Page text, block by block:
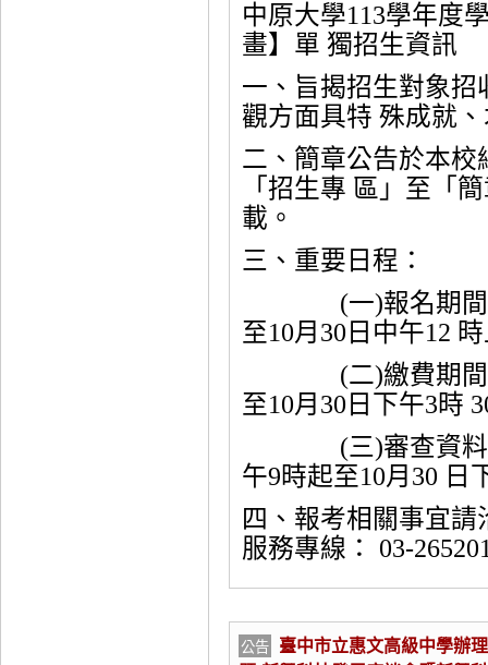
中原大學113學年度
畫】單 獨招生資訊
一、旨揭招生對象
觀方面具特 殊成就
二、簡章公告於本校
「招生專 區」至「
載。
三、重要日程：
(一)報名期間：
至10月30日中午12
(二)繳費期間：
至10月30日下午3時
(三)審查資料上
午9時起至10月30 日
四、報考相關事宜
服務專線： 03-
公告
臺中市立惠文高級中學辦